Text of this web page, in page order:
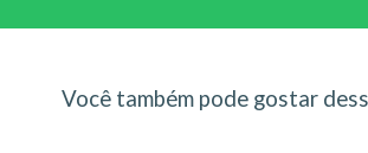
Você também pode gostar